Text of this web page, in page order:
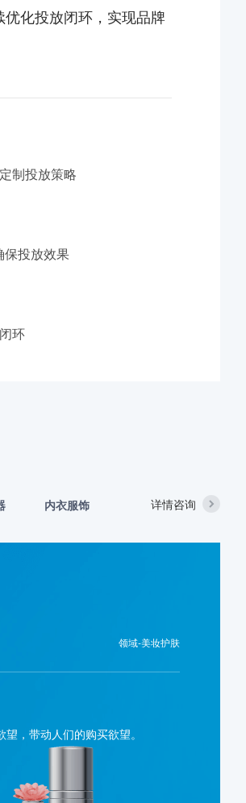
化投放闭环，实现品牌
制投放策略
保投放效果
环
详情咨询
内衣服饰
领域-美妆护肤
，带动人们的购买欲望。